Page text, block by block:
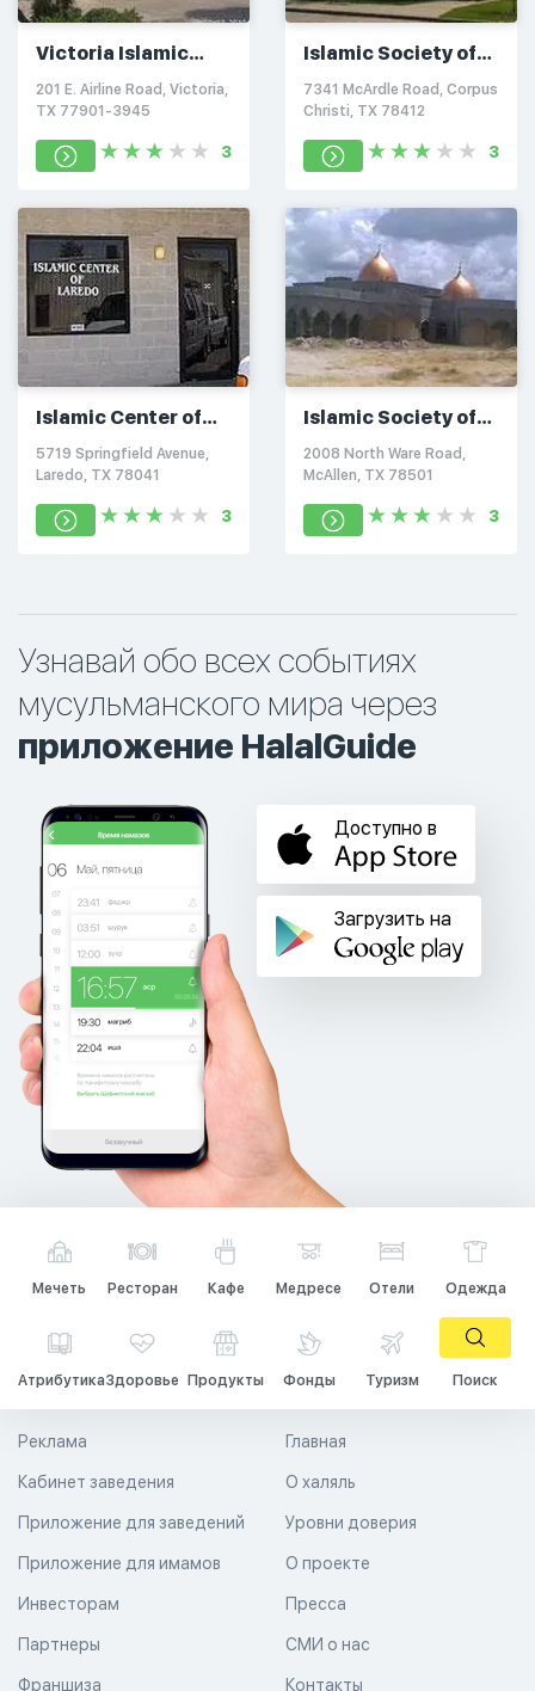
Victoria Islamic
Center
201 E. Airline Road, Victoria,
TX 77901-3945
3
Islamic Society of
South Texas
7341 McArdle Road, Corpus
Christi, TX 78412
3
Islamic Center of
Laredo
5719 Springfield Avenue,
Laredo, TX 78041
3
Islamic Society of
South Texas
2008 North Ware Road,
McAllen, TX 78501
3
Узнавай обо всех событиях
мусульманского мира через
приложение HalalGuide
Доступно в
Загрузить на
Мечеть Ресторан Кафе Медресе Отели Одежда
АтрибутикаЗдоровье Продукты Фонды Туризм Поиск
Главная
О халяль
Уровни доверия
Реклама
Кабинет заведения
Приложение для заведений
Приложение для имамов О проекте
Пресса
СМИ о нас
Контакты
Инвесторам
Партнеры
Франшиза